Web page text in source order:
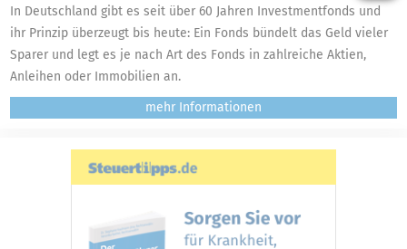
In Deutschland gibt es seit über 60 Jahren Investmentfonds und
ihr Prinzip überzeugt bis heute: Ein Fonds bündelt das Geld vieler
Sparer und legt es je nach Art des Fonds in zahlreiche Aktien,
Anleihen oder Immobilien an.
mehr